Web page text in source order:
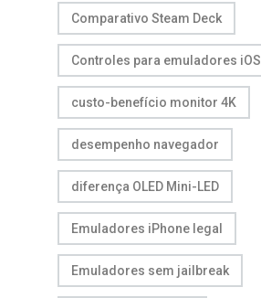
Comparativo Steam Deck
Controles para emuladores iOS
custo-benefício monitor 4K
desempenho navegador
diferença OLED Mini-LED
Emuladores iPhone legal
Emuladores sem jailbreak